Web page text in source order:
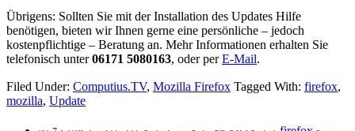
Übrigens: Sollten Sie mit der Installation des Updates Hilfe
benötigen, bieten wir Ihnen gerne eine persönliche – jedoch
kostenpflichtige – Beratung an. Mehr Informationen erhalten Sie
telefonisch unter06171 5080163, oder perE-Mail.
Filed Under: Computius.TV, Mozilla Firefox Tagged With: firefox,
mozilla, Update